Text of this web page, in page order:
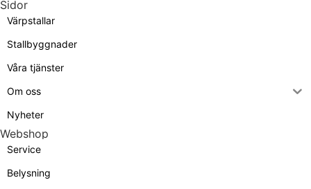
Sidor
Värpstallar
Stallbyggnader
Våra tjänster
Om oss
Nyheter
Webshop
Service
Belysning